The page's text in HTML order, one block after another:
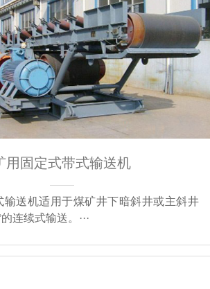
用固定式带式输送机
输送机适用于煤矿井下暗斜井或主斜井
连续式输送。···